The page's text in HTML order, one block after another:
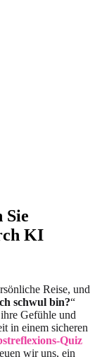
Sie
KI
Reise, und
schwul bin?“
Gefühle und
in einem sicheren
Quiz
wir uns, ein